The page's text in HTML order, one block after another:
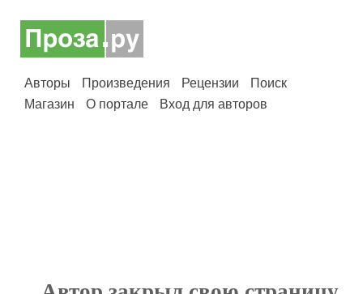
Авторы Произведения Рецензии
Поиск
Магазин
О портале Вход для авторов